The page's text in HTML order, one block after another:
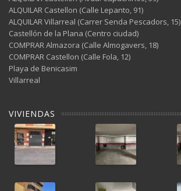
ALQUILAR Castellon (Calle Lepanto, 91)
ALQUILAR Villarreal (Carrer Senda Pescadors, 15)
Castellón de la Plana (Centro ciudad)
COMPRAR Almazora (Calle Almogavers, 18)
COMPRAR Castellon (Calle Fola, 12)
Playa de Benicasim
Villarreal
VIVIENDAS